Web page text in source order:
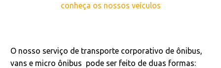
conheça os nossos veículos
O nosso serviço de transporte corporativo de ônibus,
vans e micro ônibus pode ser feito de duas formas: